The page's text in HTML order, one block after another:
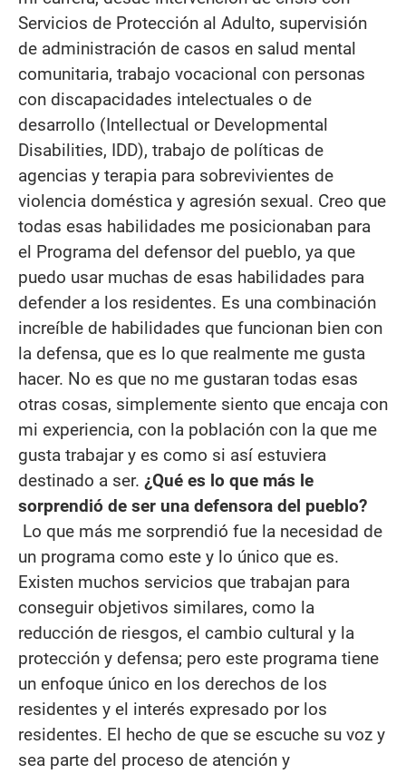
Servicios de Protección al Adulto, supervisión
de administración de casos en salud mental
comunitaria, trabajo vocacional con personas
con discapacidades intelectuales o de
desarrollo (Intellectual or Developmental
Disabilities, IDD), trabajo de políticas de
agencias y terapia para sobrevivientes de
violencia doméstica y agresión sexual. Creo que
todas esas habilidades me posicionaban para
el Programa del defensor del pueblo, ya que
puedo usar muchas de esas habilidades para
defender a los residentes. Es una combinación
increíble de habilidades que funcionan bien con
la defensa, que es lo que realmente me gusta
hacer. No es que no me gustaran todas esas
otras cosas, simplemente siento que encaja con
mi experiencia, con la población con la que me
gusta trabajar y es como si así estuviera
destinado a ser. ¿Qué es lo que más le
sorprendió de ser una defensora del pueblo?
Lo que más me sorprendió fue la necesidad de
un programa como este y lo único que es.
Existen muchos servicios que trabajan para
conseguir objetivos similares, como la
reducción de riesgos, el cambio cultural y la
protección y defensa; pero este programa tiene
un enfoque único en los derechos de los
residentes y el interés expresado por los
residentes. El hecho de que se escuche su voz y
sea parte del proceso de atención y